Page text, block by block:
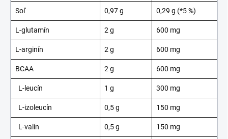
Soľ 0,97 g 0,29 g (*5 %)
L-glutamín 2 g 600 mg
L-arginín 2 g 600 mg
BCAA 2 g 600 mg
L-leucín 1 g 300 mg
L-izoleucín 0,5 g 150 mg
L-valín 0,5 g 150 mg